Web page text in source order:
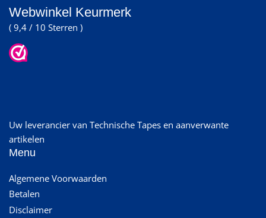
Webwinkel Keurmerk
( 9,4 / 10 Sterren )
Uw leverancier van Technische Tapes en aanverwante
artikelen
Menu
Algemene Voorwaarden
Betalen
Disclaimer